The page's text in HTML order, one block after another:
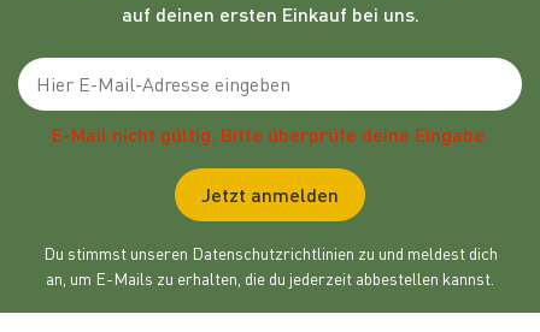
auf deinen ersten Einkauf bei uns.
Emailadresse
E-Mail nicht gültig. Bitte überprüfe deine Eingabe.
Jetzt anmelden
Du stimmst unseren Datenschutzrichtlinien zu und meldest dich
an, um E-Mails zu erhalten, die du jederzeit abbestellen kannst.